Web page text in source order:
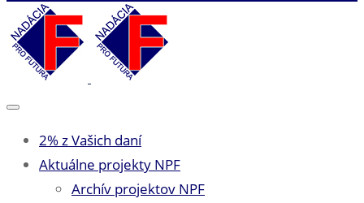
2% z Vašich daní
Aktuálne projekty NPF
Archív projektov NPF